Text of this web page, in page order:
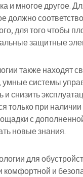
и многое другое.
должно
для того чтобы
защитные
также находят
системы
и снизить
только при
с
новые знания.
для
и